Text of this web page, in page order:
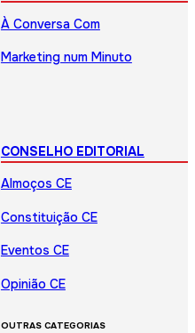
À Conversa Com
Marketing num Minuto
CONSELHO EDITORIAL
Almoços CE
Constituição CE
Eventos CE
Opinião CE
OUTRAS CATEGORIAS